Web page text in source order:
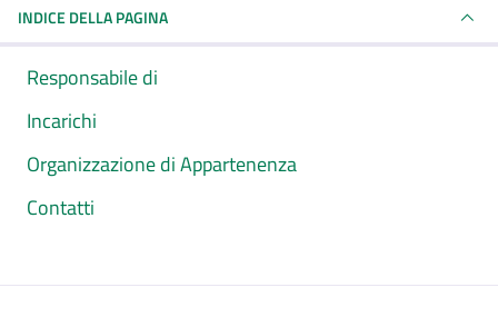
INDICE DELLA PAGINA
Responsabile di
Incarichi
Organizzazione di Appartenenza
Contatti